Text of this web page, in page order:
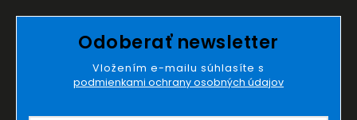
Odoberať newsletter
Vložením e-mailu súhlasíte s
podmienkami ochrany osobných údajov